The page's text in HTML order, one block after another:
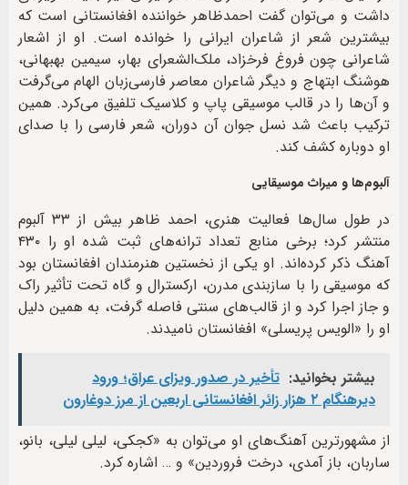
داشت و می‌توان گفت احمدظاهر خواننده افغانستانی است که
بیشترین شعر از شاعران ایرانی را خوانده است. او از اشعار
شاعرانی چون فروغ فرخزاد، ملک‌الشعرای بهار، سیمین بهبهانی،
هوشنگ ابتهاج و دیگر شاعران معاصر فارسی‌زبان الهام می‌گرفت
و آن‌ها را در قالب موسیقی پاپ و کلاسیک تلفیق می‌کرد. همین
ترکیب باعث شد نسل جوان آن دوران، شعر فارسی را با صدای
او دوباره کشف کند.
آلبوم‌ها و میراث موسیقایی
در طول سال‌ها فعالیت هنری، احمد ظاهر بیش از ۳۳ آلبوم
منتشر کرد؛ برخی منابع تعداد ترانه‌های ثبت شده او را ۴۳۰
آهنگ ذکر کرده‌اند. او یکی از نخستین هنرمندان افغانستان بود
که موسیقی را با سازبندی مدرن، ارکسترال و گاه تحت تأثیر راک
و جاز اجرا کرد و از قالب‌های سنتی فاصله گرفت، به همین دلیل
او را «الویس پریسلی» افغانستان نامیدند.
بیشتر بخوانید: تأخیر در صدور ویزای عراق؛ ورود
دیرهنگام ۲ هزار زائر افغانستانی اربعین از مرز دوغارون
از مشهورترین آهنگ‌های او می‌توان به «کجکی، لیلی لیلی، بانو،
ساربان، باز آمدی، درخت فروردین» و … اشاره کرد.